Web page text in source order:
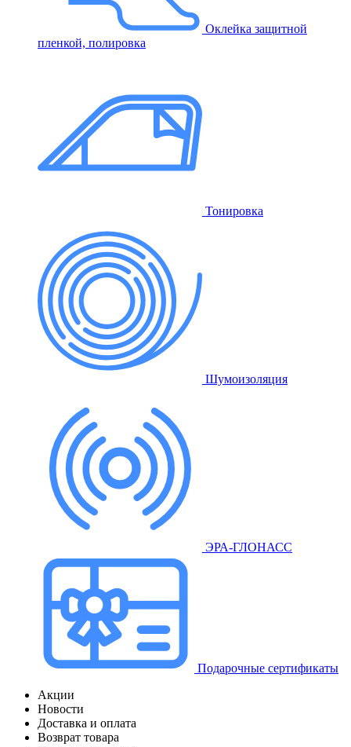
Оклейка защитной
пленкой, полировка
Тонировка
Шумоизоляция
ЭРА-ГЛОНАСС
Подарочные сертификаты
Акции
Новости
Доставка и оплата
Возврат товара